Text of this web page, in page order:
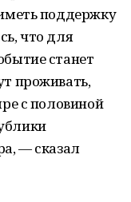
поддержку
что для
станет
проживать,
с половиной
— сказал